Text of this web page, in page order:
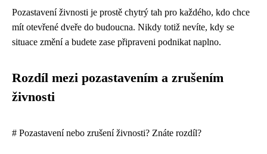
Pozastavení živnosti je prostě chytrý tah pro každého, kdo chce
mít otevřené dveře do budoucna. Nikdy totiž nevíte, kdy se
situace změní a budete zase připraveni podnikat naplno.
Rozdíl mezi pozastavením a zrušením
živnosti
# Pozastavení nebo zrušení živnosti? Znáte rozdíl?